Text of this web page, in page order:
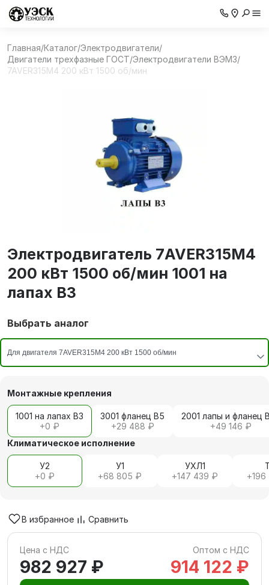
Главная/Каталог/Электродвигатели/
Двигатели трехфазные ГОСТ/Электродвигатели ВЭМЗ/
7AVER315M4 200 кВт 1500 об/мин
Электродвигатель 7AVER315M4
200 кВт 1500 об/мин 1001 на
лапах В3
Выбрать аналог
Монтажные крепления
1001 на лапах В3
+0 ₽
3001 фланец В5
+29 488 ₽
2001 лапы и фланец
+49 146 ₽
Климатическое исполнение
У2
+0 ₽
У1
+68 805 ₽
УХЛ1
+147 439 ₽
+
В избранное Сравнить
Цена с НДС Оптом с НДС
982 927 ₽ 914 122 ₽